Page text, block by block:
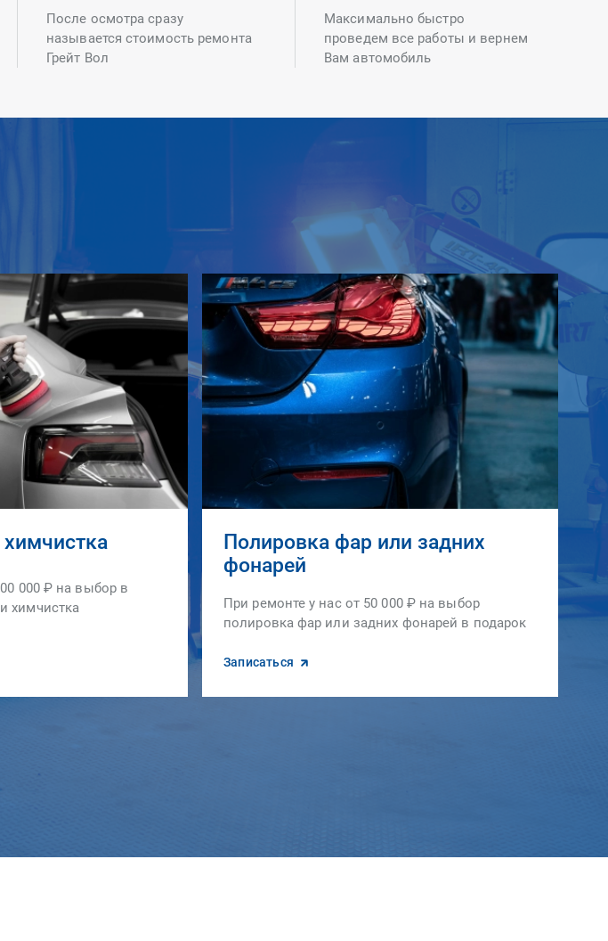
После осмотра сразу
называется стоимость ремонта
Грейт Вол
Максимально быстро
проведем все работы и вернем
Вам автомобиль
000 ₽ на выбор в
химчистка
Полировка фар или задних
фонарей
При ремонте у нас от 50 000 ₽ на выбор
полировка фар или задних фонарей в подарок
Записаться